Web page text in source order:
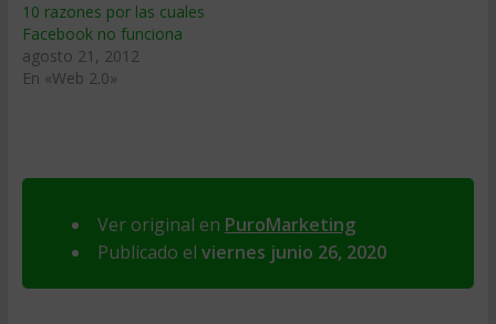
10 razones por las cuales
Facebook no funciona
agosto 21, 2012
En «Web 2.0»
Ver original en PuroMarketing
Publicado el viernes junio 26, 2020